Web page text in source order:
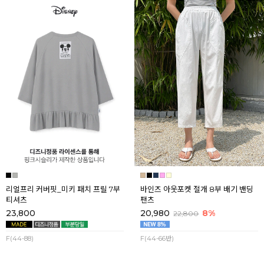
리얼프리 커버핏_미키 패치 프릴 7부
티셔츠
23,800
F(44-88)
바인즈 아웃포켓 절개 8부 배기 밴딩
팬츠
20,980 22,800 8%
F(44-66반)